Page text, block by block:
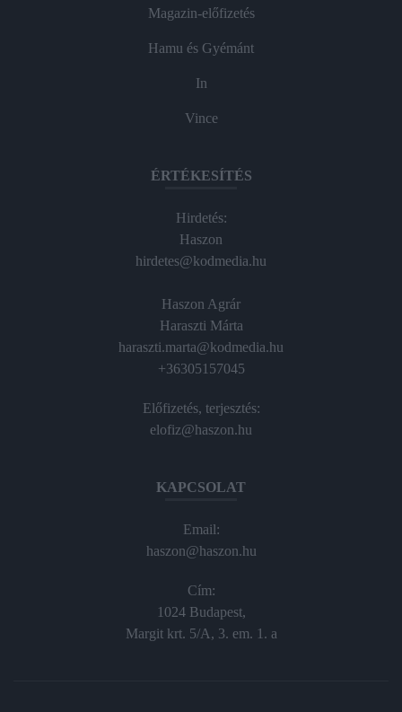
Magazin-előfizetés
Hamu és Gyémánt
In
Vince
ÉRTÉKESÍTÉS
Hirdetés:
Haszon
hirdetes@kodmedia.hu
Haszon Agrár
Haraszti Márta
haraszti.marta@kodmedia.hu
+36305157045
Előfizetés, terjesztés:
elofiz@haszon.hu
KAPCSOLAT
Email:
haszon@haszon.hu
Cím:
1024 Budapest,
Margit krt. 5/A, 3. em. 1. a